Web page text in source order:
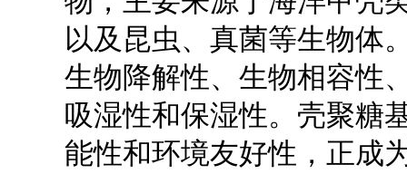
以及昆虫、真菌等生物体
生物降解性、生物相容性
吸湿性和保湿性。壳聚糖
能性和环境友好性，正成